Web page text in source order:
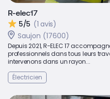
R-elec17
5/5 (1 avis)
Saujon (17600)
Depuis 2021, R-ELEC 17
professionnels dans tous leurs
intervenons dans un rayon...
Électricien